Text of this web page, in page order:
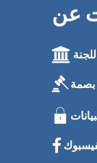
عن
بصمة